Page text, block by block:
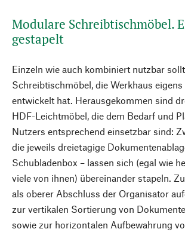
Modulare Schreibtischmöbel.
gestapelt
Einzeln wie auch kombiniert nutzbar
Schreibtischmöbel, die Werkhaus
entwickelt hat. Herausgekommen sind
HDF-Leichtmöbel, die dem Bedarf und
Nutzers entsprechend einsetzbar sind:
die jeweils dreietagige
Schubladenbox – lassen sich (egal wie
viele von ihnen) übereinander stapeln.
als oberer Abschluss der Organisator
zur vertikalen Sortierung von
sowie zur horizontalen Aufbewahrung